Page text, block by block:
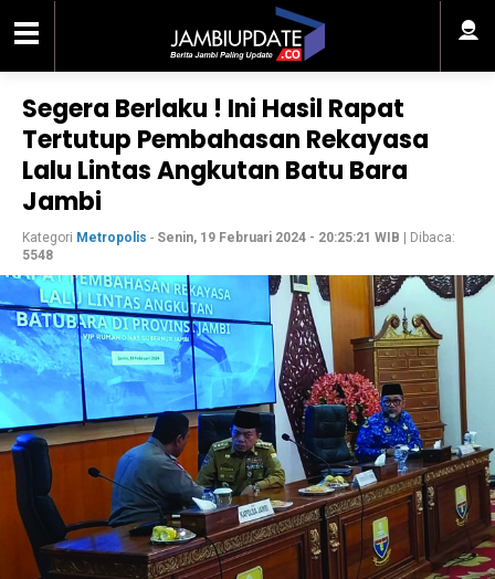
Segera Berlaku ! Ini Hasil Rapat
Tertutup Pembahasan Rekayasa
Lalu Lintas Angkutan Batu Bara
Jambi
Kategori Metropolis - Senin, 19 Februari 2024 - 20:25:21 WIB | Dibaca:
5548